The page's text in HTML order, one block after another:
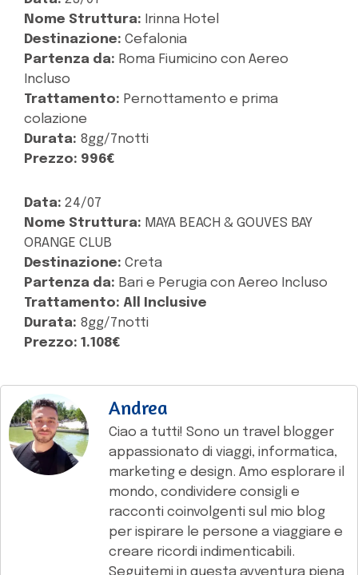
Nome Struttura: Irinna Hotel
Destinazione: Cefalonia
Partenza da: Roma Fiumicino con Aereo
Incluso
Trattamento: Pernottamento e prima
colazione
Durata: 8gg/7notti
Prezzo: 996€
Data: 24/07
Nome Struttura: MAYA BEACH & GOUVES BAY
ORANGE CLUB
Destinazione: Creta
Partenza da: Bari e Perugia con Aereo Incluso
Trattamento: All Inclusive
Durata: 8gg/7notti
Prezzo: 1.108€
Andrea
Ciao a tutti! Sono un travel blogger
appassionato di viaggi, informatica,
marketing e design. Amo esplorare il
mondo, condividere consigli e
racconti coinvolgenti sul mio blog
per ispirare le persone a viaggiare e
creare ricordi indimenticabili.
Seguitemi in questa avventura piena